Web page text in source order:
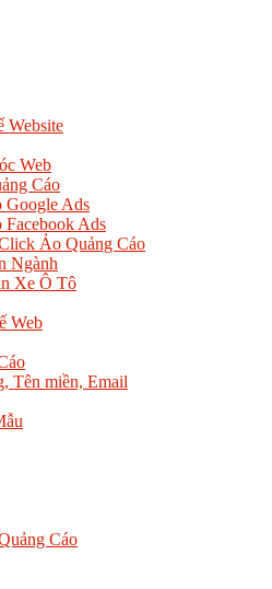
Website
Web
Cáo
Google Ads
Facebook Ads
Ảo Quảng Cáo
Ngành
Xe Ô Tô
Web
Tên miền, Email
Cáo